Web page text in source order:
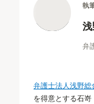
執
弁
弁護士法人浅野
を得意とする石